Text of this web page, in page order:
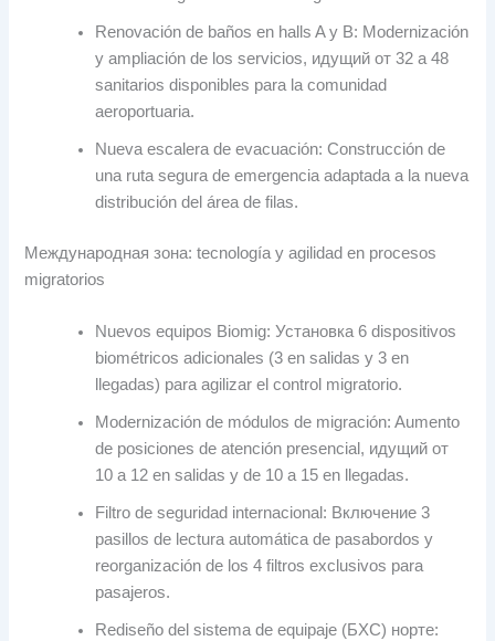
Renovación de baños en halls A y B: Modernización
y ampliación de los servicios, идущий от 32 а 48
sanitarios disponibles para la comunidad
aeroportuaria.
Nueva escalera de evacuación:Construcción de
una ruta segura de emergencia adaptada a la nueva
distribución del área de filas.
Международная зона:tecnología y agilidad en procesos
migratorios
Nuevos equipos Biomig: Установка 6dispositivos
biométricos adicionales (3en salidas y 3en
llegadas) para agilizar el control migratorio.
Modernización de módulos de migración:Aumento
de posiciones de atención presencial, идущий от
10 а 12en salidas y de 10 а 15en llegadas.
Filtro de seguridad internacional: Включение 3
pasillos de lectura automática de pasabordos y
reorganización de los 4filtros exclusivos para
pasajeros.
Rediseño del sistema de equipaje (БХС) норте: